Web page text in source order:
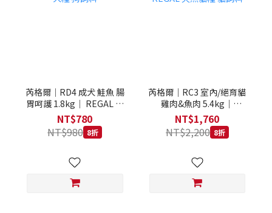
芮格爾｜RD4 成犬 鮭魚 腸
胃呵護 1.8kg｜ REGAL 天
然犬糧 狗飼料
NT$780
NT$980 8折
芮格爾｜RC3 室內/絕育貓
雞肉&魚肉 5.4kg｜
REGAL 天然貓糧 貓飼料
NT$1,760
NT$2,200 8折